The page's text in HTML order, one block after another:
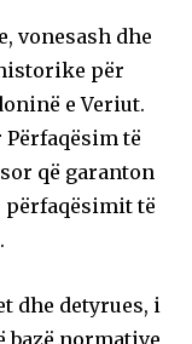
vonesash dhe
për
e Veriut.
të
që garanton
të
dhe detyrues, i
bazë normative,